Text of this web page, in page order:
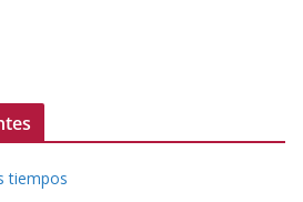
tiempos